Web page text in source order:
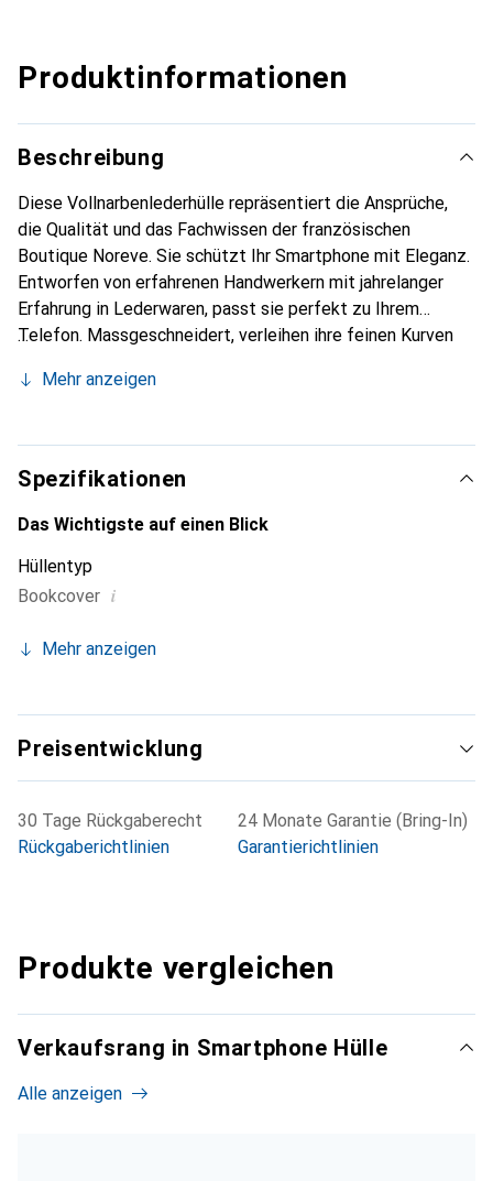
Produktinformationen
Beschreibung
Diese Vollnarbenlederhülle repräsentiert die Ansprüche,
die Qualität und das Fachwissen der französischen
Boutique Noreve. Sie schützt Ihr Smartphone mit Eleganz.
Entworfen von erfahrenen Handwerkern mit jahrelanger
Erfahrung in Lederwaren, passt sie perfekt zu Ihrem
Telefon. Massgeschneidert, verleihen ihre feinen Kurven
unverzichtbaren Accessoire für Ihr Smartphone.
die Marke Noreve eine zuverlässige Wahl für eine
anspruchsvolle Kundschaft.
Mehr anzeigen
Spezifikationen
Das Wichtigste auf einen Blick
Hüllentyp
Bookcover i
Mehr anzeigen
Preisentwicklung
30 Tage Rückgaberecht
Rückgaberichtlinien
24 Monate Garantie (Bring-In)
Garantierichtlinien
Produkte vergleichen
Verkaufsrang in Smartphone Hülle
Alle anzeigen